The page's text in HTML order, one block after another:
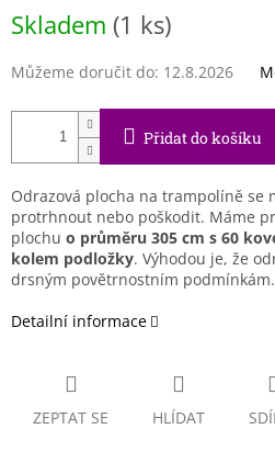
cena:
Skladem (1 ks)
Můžeme doručit do: 12.8.2026
Přidat do košíku
Odrazová plocha na trampolíně se
protrhnout nebo poškodit. Máme
plochu o průměru 305 cm s 60
kolem podložky. Výhodou je, že
drsným povětrnostním podmínkám.
Detailní informace
ZEPTAT SE HLÍDAT